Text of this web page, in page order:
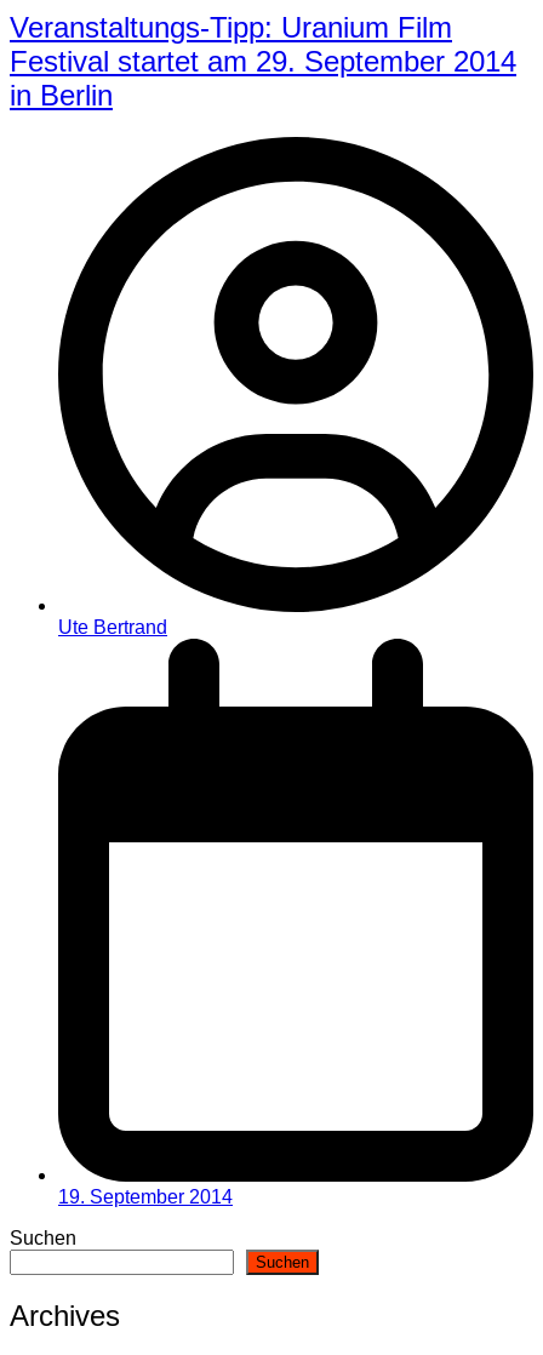
Veranstaltungs-Tipp: Uranium Film
Festival startet am 29. September 2014
in Berlin
Ute Bertrand
19. September 2014
Suchen
Suchen
Archives